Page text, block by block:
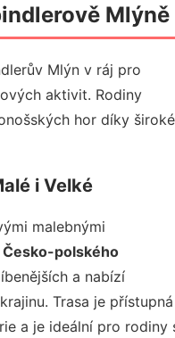
Mlýně
Mlýn v ráj pro
aktivit. Rodiny
hor díky široké
i Velké
malebnými
Česko-polského
a nabízí
Trasa je přístupná
a je ideální pro rodiny